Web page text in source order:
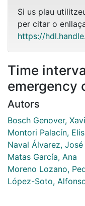
Si us plau
per citar o
https://
Time
emergency
Autors
Bosch Genover,
Montori Palacín,
Naval Álvarez, José
Matas García, Ana
Moreno Lozano,
López-Soto,